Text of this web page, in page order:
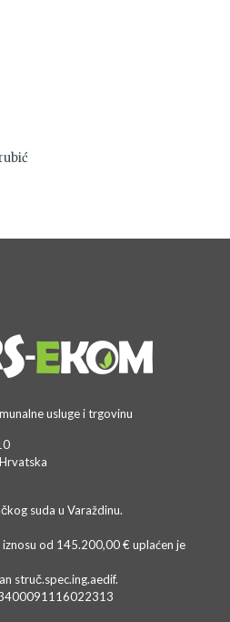
usluge i trgovinu
suda u Varaždinu.
od 145.200,00 € uplaćen je
struč.spec.ing.aedif.